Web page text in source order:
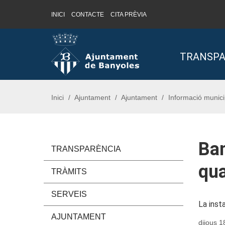
Saltar al contingut
Saltar a la navegació
Informació de contacte
INICI CONTACTE CITA PRÈVIA
Inici Ajuntament Ajuntament Informació
La
dijous
TRANSPARÈNCIA
TRÀMITS
SERVEIS
AJUNTAMENT